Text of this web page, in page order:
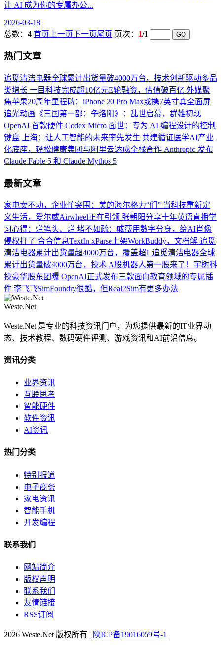
让 AI 成为你的专属办公...
2026-03-18
总数： 4 首页 上一页下一页尾页 页次： 1/1
热门文章
追觅清洁电器全球累计出货量破4000万台，技术创新驱动多品
类增长 一目科技完成超10亿元E轮融资，估值破百亿 外媒聚
焦苹果20周年里程碑：iPhone 20 Pro Max或携7英寸真全面屏
追光动画《三国第一部：争洛阳》：乱世启幕，群雄初现
OpenAI 首款硬件 Codex Micro 面世：专为 AI 编程设计的控制
键盘
上海：让人工智能的未来率先发生 共建循证医学AI产业
化底座，轻松健康集团与阿里云达成全栈合作 Anthropic 发布
Claude Fable 5 和 Claude Mythos 5
最新文章
家电卖不动，企业忙突围：美的海尔格力“们” 当科技重新定
义生活，爱尔威Airwheel正在引领 张朝阳分享十年英语直播学
习心得：烂笔头、烂 堵不如疏：戚薇用数字分身，给AI肖像
侵权打了 合合信息TextIn xParse上架WorkBuddy，文档解 追觅
清洁电器累计出货量超4000万台，覆盖超1 追觅清洁电器全球
累计出货量破4000万台，技术 A股机器人第一股来了！宇树科
技豪华股东团曝 OpenAI正式发布三款面向教育领域的专属插
件 李飞飞SimFoundry很酷，但Real2Sim有更多办法
Weste.Net
Weste.Net 是专业的科技资讯门户，为您提供最新的IT业界动
态、技术教程、数码硬件评测、游戏资讯和AI前沿信息。
资讯分类
业界资讯
互联思考
智能硬件
软件资讯
AI资讯
热门分类
特别报道
电子商务
家电资讯
智能手机
开发编程
联系我们
网站简介
版权声明
联系我们
友情链接
RSS订阅
2026 Weste.Net 版权所有 | 陕ICP备19016059号-1